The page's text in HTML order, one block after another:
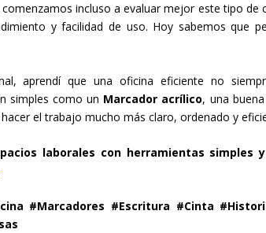
incluso a evaluar mejor este tipo
y facilidad de uso. Hoy sabemos que
aprendí que una oficina eficiente no
simples como un Marcador acrílico, una buena
el trabajo mucho más claro, ordenado y
laborales con herramientas simples
#Marcadores #Escritura #Cinta